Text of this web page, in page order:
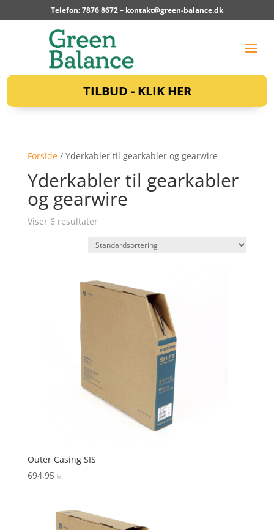
Telefon: 7876 8672 – kontakt@green-balance.dk
TILBUD - KLIK HER
Forside/ Yderkabler til gearkabler og gearwire
Yderkabler til gearkabler
og gearwire
Viser 6 resultater
Outer Casing SIS
694,95 kr.